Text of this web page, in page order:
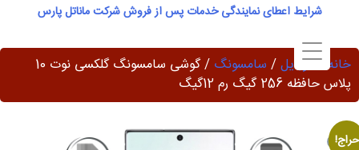
content
شرایط اعطای نمایندگی خدمات پس از فروش شرکت ماناتل پارس
خانه/موبایل/ سامسونگ
/ گوشی سامسونگ گلکسی نوت 10
پلاس حافظه 256 گیگ رم 12گیگ
حراج!